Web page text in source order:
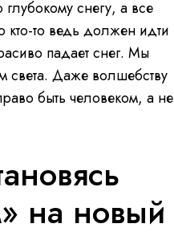
снегу, а все
кто-то ведь должен идти
падает снег. Мы
света. Даже волшебству
быть человеком, а не
на новый